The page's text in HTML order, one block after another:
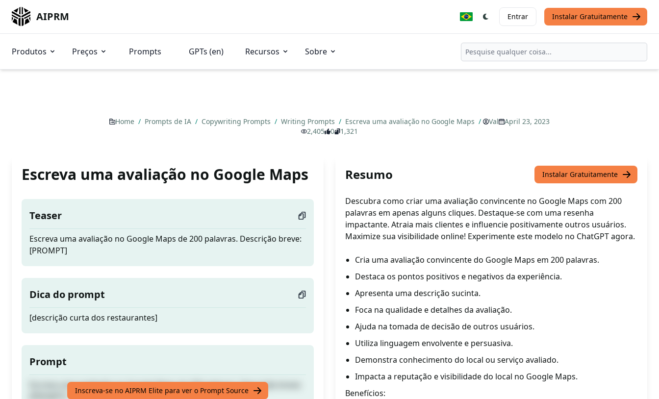
AIPRM Entrar Instalar Gratuitamente
Produtos Preços Prompts GPTs (en) Recursos Sobre
Home / Prompts de IA / Copywriting Prompts / Writing Prompts / Escreva uma avaliação no Google Maps / Val
April 23, 2023
2,405
0 1,321
Escreva uma avaliação no Google Maps
Teaser
Escreva uma avaliação no Google Maps de 200 palavras. Descrição breve:
[PROMPT]
Dica do prompt
[descrição curta dos restaurantes]
Prompt
Escreva uma avaliação no Google Maps de 200 palavras. Descrição breve:
Inscreva-se no AIPRM Elite para ver o Prompt Source
Resumo Instalar Gratuitamente
Descubra como criar uma avaliação convincente no Google Maps com 200
palavras em apenas alguns cliques. Destaque-se com uma resenha
impactante. Atraia mais clientes e influencie positivamente outros usuários.
Maximize sua visibilidade online! Experimente este modelo no ChatGPT agora.
Cria uma avaliação convincente do Google Maps em 200 palavras.
Destaca os pontos positivos e negativos da experiência.
Apresenta uma descrição sucinta.
Foca na qualidade e detalhes da avaliação.
Ajuda na tomada de decisão de outros usuários.
Utiliza linguagem envolvente e persuasiva.
Demonstra conhecimento do local ou serviço avaliado.
Impacta a reputação e visibilidade do local no Google Maps.
Benefícios: